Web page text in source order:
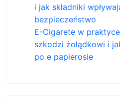
i jak składniki
bezpieczeństwo
E-Cigarete w
szkodzi żołądkowi i
po e papierosie